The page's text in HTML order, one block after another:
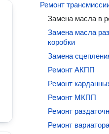
Ремонт
Замена масла в
Замена масла
коробки
Замена
Ремонт АКПП
Ремонт
Ремонт МКПП
Ремонт
Ремонт вариатора